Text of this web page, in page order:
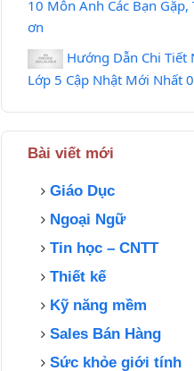
10 Môn Anh Các Bạn
ơn
Hướng Dẫn Chi Tiết
Lớp 5 Cập Nhật Mới Nhất
Bài viết mới
Giáo Dục
Ngoại Ngữ
Tin học – CNTT
Thiết kế
Kỹ năng mềm
Sales Bán Hàng
Sức khỏe giới tính